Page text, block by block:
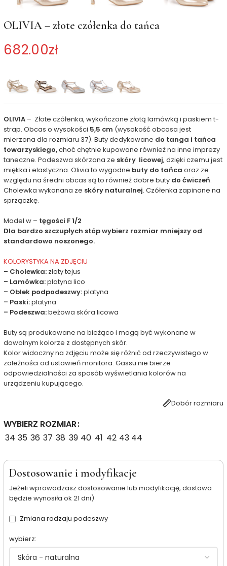
OLIVIA – złote czółenka do tańca
682.00zł
OLIVIA – Złote czółenka, wykończone złotą lamówką i paskiem t-
strap. Obcas o wysokości 5,5 cm (wysokość obcasa jest
mierzona dla rozmiaru 37). Buty dedykowane do tanga i tańca
towarzyskiego,choć chętnie kupowane również na inne imprezy
taneczne. Podeszwa skórzana ze skóry licowej, dzięki czemu jest
miękka i elastyczna. Olivia to wygodne buty do tańca oraz ze
względu na średni obcas są to również dobre buty do ćwiczeń.
Cholewka wykonana ze skóry naturalnej. Czółenka zapinane na
sprzączkę.
Model w – tęgości F 1/2
Dla bardzo szczupłych stóp wybierz rozmiar mniejszy od
standardowo noszonego.
KOLORYSTYKA NA ZDJĘCIU
– Cholewka: złoty tejus
– Lamówka:platyna lico
– Oblek podpodeszwy:platyna
– Paski:platyna
– Podeszwa:beżowa skóra licowa
Buty są produkowane na bieżąco i mogą być wykonane w
dowolnym kolorze z dostępnych skór.
Kolor widoczny na zdjęciu może się różnić od rzeczywistego w
zależności od ustawień monitora. Gassu nie bierze
odpowiedzialności za sposób wyświetlania kolorów na
urządzeniu kupującego.
Dobór rozmiaru
WYBIERZ ROZMIAR
34 35 36 37 38 39 40 41 42 43 44
Dostosowanie i modyfikacje
Jeżeli wprowadzasz dostosowanie lub modyfikację, dostawa
będzie wynosiła ok 21 dni)
Zmiana rodzaju podeszwy
wybierz: